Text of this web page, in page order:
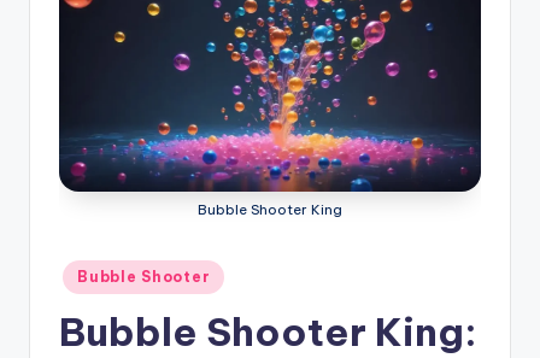
Bubble Shooter King
Posted
in
Bubble Shooter
Bubble Shooter King: